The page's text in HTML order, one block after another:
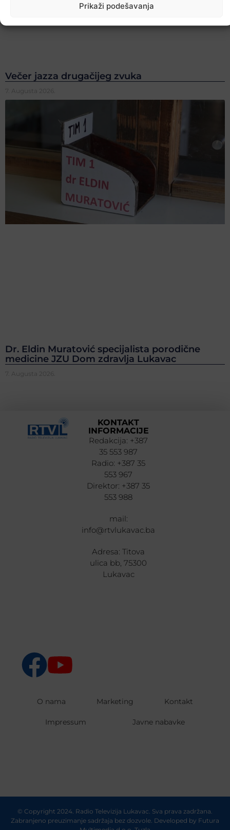
Prikaži podešavanja
Večer jazza drugačijeg zvuka
7. Augusta 2026.
Dr. Eldin Muratović specijalista porodične
medicine JZU Dom zdravlja Lukavac
7. Augusta 2026.
KONTAKT
INFORMACIJE
Redakcija: +387
35 553 987
Radio: +387 35
553 967
Direktor: +387 35
553 988
mail:
info@rtvlukavac.ba
Adresa: Titova
ulica bb, 75300
Lukavac
O nama Marketing Kontakt
Impressum Javne nabavke
© Copyright 2024. Radio Televizija Lukavac. Sva prava zadržana.
Zabranjeno preuzimanje sadržaja bez dozvole. Developed by Futura